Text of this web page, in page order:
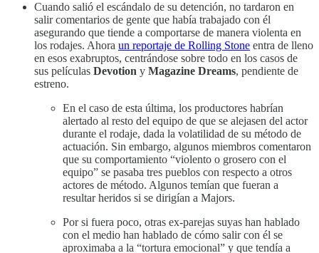
Cuando salió el escándalo de su detención, no tardaron en
salir comentarios de gente que había trabajado con él
asegurando que tiende a comportarse de manera violenta en
los rodajes. Ahora un reportaje de Rolling Stone entra de lleno
en esos exabruptos, centrándose sobre todo en los casos de
sus películas Devotion y Magazine Dreams, pendiente de
estreno.
En el caso de esta última, los productores habrían
alertado al resto del equipo de que se alejasen del actor
durante el rodaje, dada la volatilidad de su método de
actuación. Sin embargo, algunos miembros comentaron
que su comportamiento “violento o grosero con el
equipo” se pasaba tres pueblos con respecto a otros
actores de método. Algunos temían que fueran a
resultar heridos si se dirigían a Majors.
Por si fuera poco, otras ex-parejas suyas han hablado
con el medio han hablado de cómo salir con él se
aproximaba a la “tortura emocional” y que tendía a